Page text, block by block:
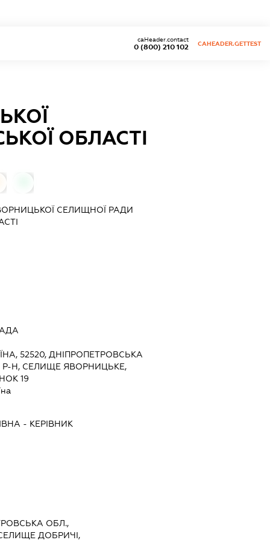
0 (800) 210 102
caHeader.contact
CAHEADER.GETTEST
ОБЛАСТІ
СЕЛИЩНОЇ РАДИ
52520, ДНІПРОПЕТРОВСЬКА
Р-Н, СЕЛИЩЕ ЯВОРНИЦЬКЕ,
19
- КЕРІВНИК
ОБЛ.,
ДОБРИЧІ,